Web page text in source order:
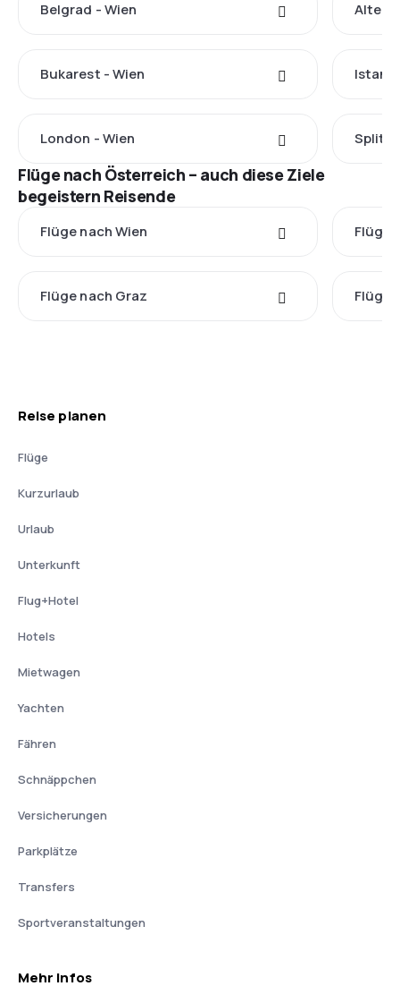
Belgrad - Wien
Bukarest - Wien
London - Wien Split -
Flüge nach Österreich – auch diese Ziele
begeistern Reisende
Flüge nach Wien Flüge
Flüge nach Graz Flüge
Reise planen
Flüge
Kurzurlaub
Urlaub
Unterkunft
Flug+Hotel
Hotels
Mietwagen
Yachten
Fähren
Schnäppchen
Versicherungen
Parkplätze
Transfers
Sportveranstaltungen
Mehr Infos